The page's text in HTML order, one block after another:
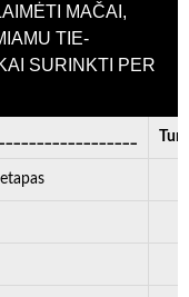
MAČAI,
TIE-
SURINKTI PER